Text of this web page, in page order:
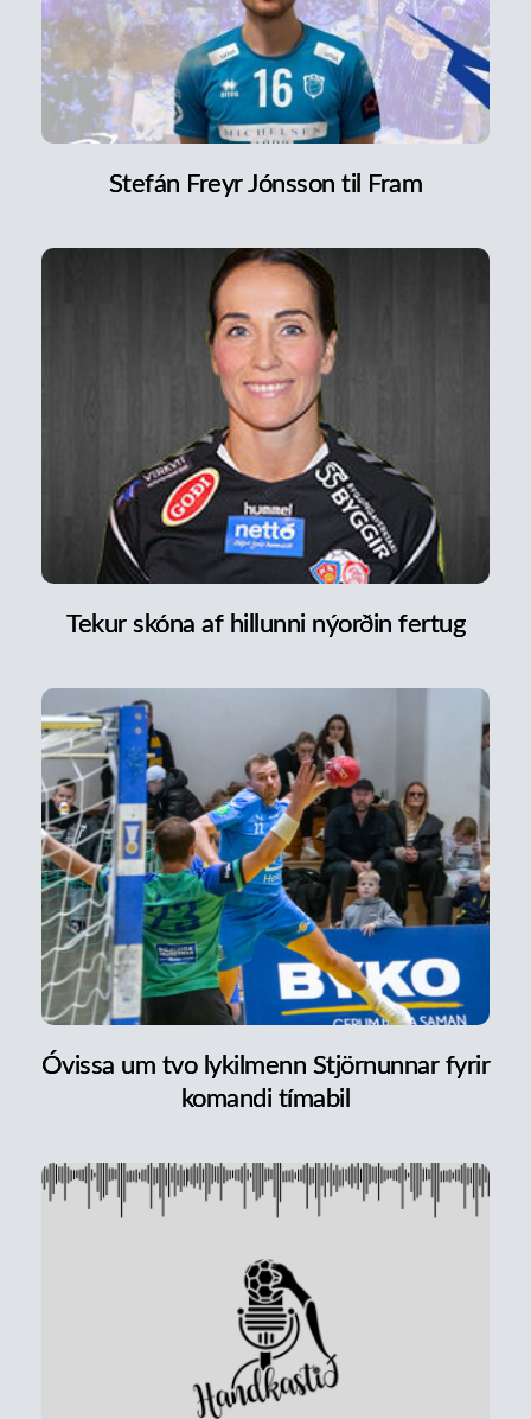
Stefán Freyr Jónsson til Fram
Tekur skóna af hillunni nýorðin fertug
Óvissa um tvo lykilmenn Stjörnunnar fyrir
komandi tímabil